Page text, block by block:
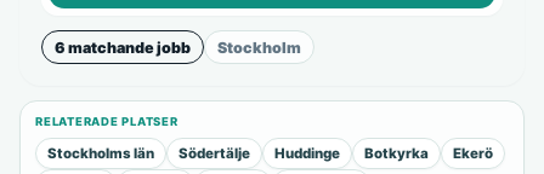
6 matchande jobb Stockholm
RELATERADE PLATSER
Stockholms län Södertälje Huddinge Botkyrka
Ekerö